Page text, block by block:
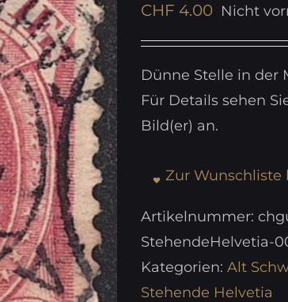
CHF 4.00 Nicht
Dünne Stelle in der
Für Details sehen
Bild(er) an.
Zur Wunschliste
Artikelnummer:
StehendeHelvetia-
Kategorien: Alt
Stehende Helvetia